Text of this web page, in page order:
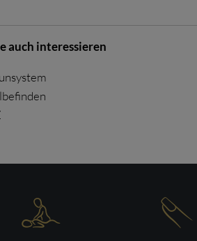
auch interessieren
 